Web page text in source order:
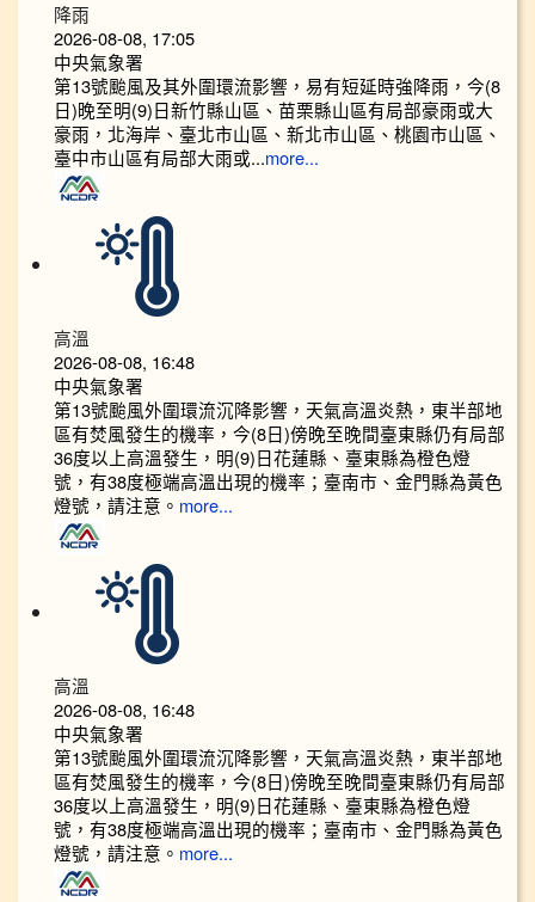
降雨
2026-08-08, 17:05
中央氣象署
第13號颱風及其外圍環流影響，易有短延時強降雨，今(8
日)晚至明(9)日新竹縣山區、苗栗縣山區有局部豪雨或大
豪雨，北海岸、臺北市山區、新北市山區、桃園市山區、
臺中市山區有局部大雨或...more...
高溫
2026-08-08, 16:48
中央氣象署
第13號颱風外圍環流沉降影響，天氣高溫炎熱，東半部地
區有焚風發生的機率，今(8日)傍晚至晚間臺東縣仍有局部
36度以上高溫發生，明(9)日花蓮縣、臺東縣為橙色燈
號，有38度極端高溫出現的機率；臺南市、金門縣為黃色
燈號，請注意。 more...
高溫
2026-08-08, 16:48
中央氣象署
第13號颱風外圍環流沉降影響，天氣高溫炎熱，東半部地
區有焚風發生的機率，今(8日)傍晚至晚間臺東縣仍有局部
36度以上高溫發生，明(9)日花蓮縣、臺東縣為橙色燈
號，有38度極端高溫出現的機率；臺南市、金門縣為黃色
燈號，請注意。 more...